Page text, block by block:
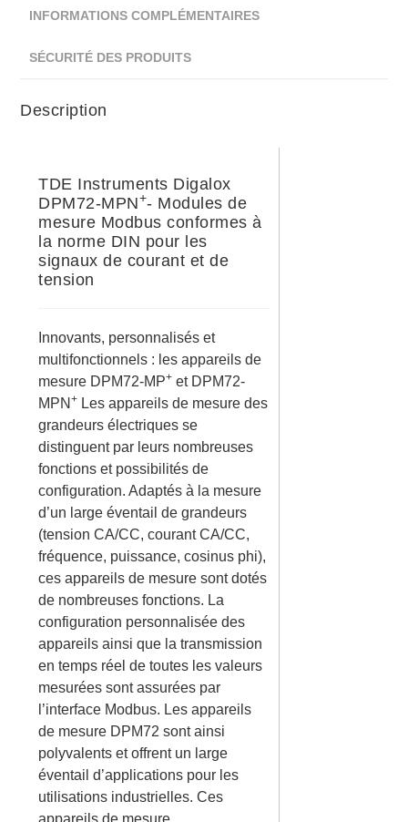
INFORMATIONS COMPLÉMENTAIRES
SÉCURITÉ DES PRODUITS
Description
TDE Instruments Digalox
DPM72-MPN+- Modules de
mesure Modbus conformes à
la norme DIN pour les
signaux de courant et de
tension
Innovants, personnalisés et
multifonctionnels : les appareils de
mesure DPM72-MP+ et DPM72-
MPN+ Les appareils de mesure des
grandeurs électriques se
distinguent par leurs nombreuses
fonctions et possibilités de
configuration. Adaptés à la mesure
d’un large éventail de grandeurs
(tension CA/CC, courant CA/CC,
fréquence, puissance, cosinus phi),
ces appareils de mesure sont dotés
de nombreuses fonctions. La
configuration personnalisée des
appareils ainsi que la transmission
en temps réel de toutes les valeurs
mesurées sont assurées par
l’interface Modbus. Les appareils
de mesure DPM72 sont ainsi
polyvalents et offrent un large
éventail d’applications pour les
utilisations industrielles. Ces
appareils de mesure